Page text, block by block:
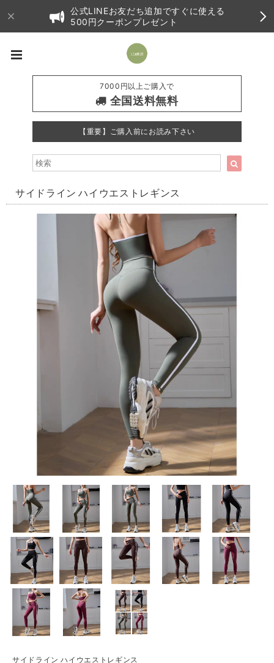
公式LINEお友だち追加ですぐに使える
500円クーポンプレゼント
7000円以上ご購入で
全国送料無料
【重要】ご購入前にお読み下さい
サイドライン ハイウエストレギンス
サイドライン ハイウエストレギンス